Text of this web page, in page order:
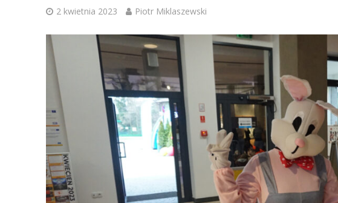
2 kwietnia 2023 Piotr Miklaszewski